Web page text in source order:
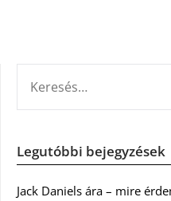
Legutóbbi bejegyzések
Jack Daniels ára – mire